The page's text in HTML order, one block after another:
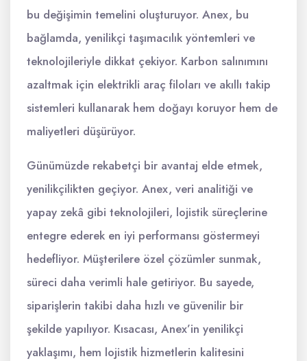
bu değişimin temelini oluşturuyor. Anex, bu
bağlamda, yenilikçi taşımacılık yöntemleri ve
teknolojileriyle dikkat çekiyor. Karbon salınımını
azaltmak için elektrikli araç filoları ve akıllı takip
sistemleri kullanarak hem doğayı koruyor hem de
maliyetleri düşürüyor.
Günümüzde rekabetçi bir avantaj elde etmek,
yenilikçilikten geçiyor. Anex, veri analitiği ve
yapay zekâ gibi teknolojileri, lojistik süreçlerine
entegre ederek en iyi performansı göstermeyi
hedefliyor. Müşterilere özel çözümler sunmak,
süreci daha verimli hale getiriyor. Bu sayede,
siparişlerin takibi daha hızlı ve güvenilir bir
şekilde yapılıyor. Kısacası, Anex’in yenilikçi
yaklaşımı, hem lojistik hizmetlerin kalitesini